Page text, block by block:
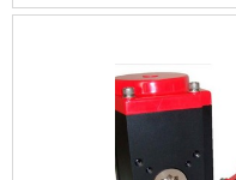
passagem
e transmissão.
mercado dois tipos
são o tipo globo ou
principais aplicações